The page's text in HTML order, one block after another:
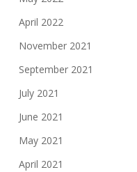
April 2022
November 2021
September 2021
July 2021
June 2021
May 2021
April 2021